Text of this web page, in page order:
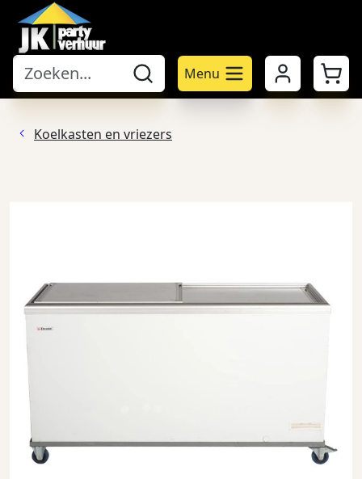
Menu Mijn account
Koelkasten en vriezers